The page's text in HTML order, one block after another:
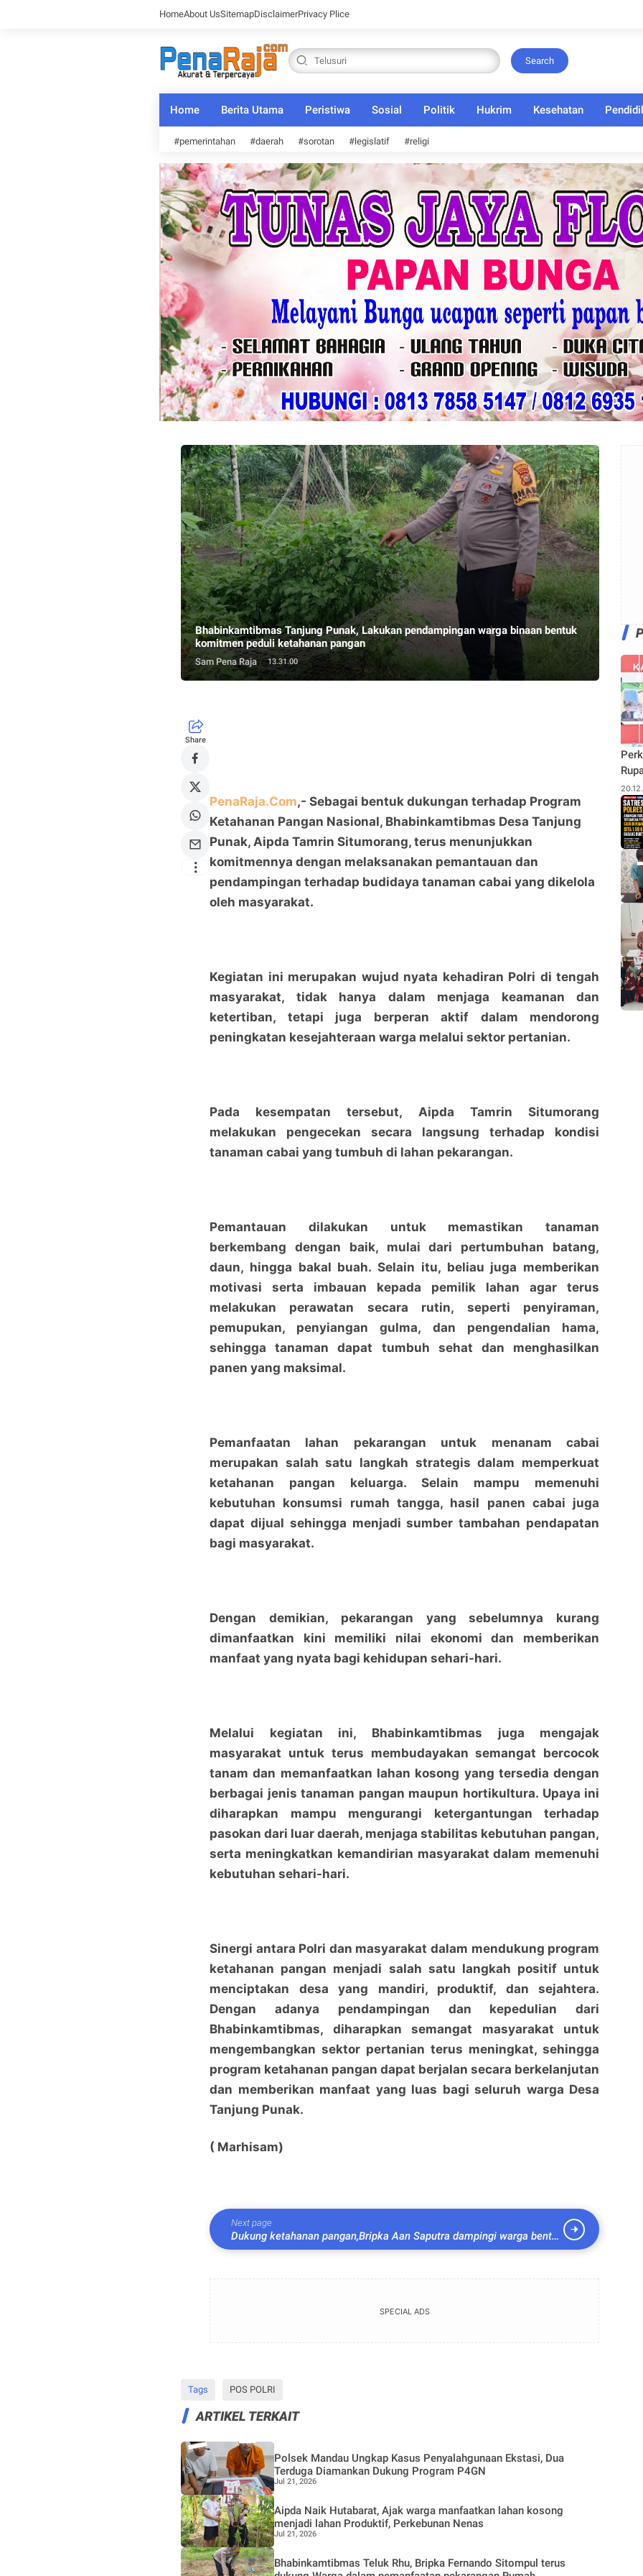
HomeAbout UsSitemapDisclaimerPrivacy Plice
Search
Home Berita Utama Peristiwa Sosial Politik Hukrim Kesehatan
#pemerintahan #daerah #sorotan #legislatif #religi
Bhabinkamtibmas Tanjung Punak, Lakukan pendampingan warga binaan bentuk
komitmen peduli ketahanan pangan
Sam Pena Raja 13.31.00
Share
Bhabinkamtibmas Tanjung Punak, Lakukan
pendampingan warga binaan bentuk komitmen
peduli ketahanan pangan
penaraja.com
PenaRaja.Com,- Sebagai bentuk dukungan terhadap Program
Ketahanan Pangan Nasional, Bhabinkamtibmas Desa Tanjung
Punak, Aipda Tamrin Situmorang, terus menunjukkan
komitmennya dengan melaksanakan pemantauan dan
pendampingan terhadap budidaya tanaman cabai yang dikelola
oleh masyarakat.
Kegiatan ini merupakan wujud nyata kehadiran Polri di tengah
masyarakat, tidak hanya dalam menjaga keamanan dan
ketertiban, tetapi juga berperan aktif dalam mendorong
peningkatan kesejahteraan warga melalui sektor pertanian.
Pada kesempatan tersebut, Aipda Tamrin Situmorang
melakukan pengecekan secara langsung terhadap kondisi
tanaman cabai yang tumbuh di lahan pekarangan.
Pemantauan dilakukan untuk memastikan tanaman
berkembang dengan baik, mulai dari pertumbuhan batang,
daun, hingga bakal buah. Selain itu, beliau juga memberikan
motivasi serta imbauan kepada pemilik lahan agar terus
melakukan perawatan secara rutin, seperti penyiraman,
pemupukan, penyiangan gulma, dan pengendalian hama,
sehingga tanaman dapat tumbuh sehat dan menghasilkan
panen yang maksimal.
Pemanfaatan lahan pekarangan untuk menanam cabai
merupakan salah satu langkah strategis dalam memperkuat
ketahanan pangan keluarga. Selain mampu memenuhi
kebutuhan konsumsi rumah tangga, hasil panen cabai juga
dapat dijual sehingga menjadi sumber tambahan pendapatan
bagi masyarakat.
Dengan demikian, pekarangan yang sebelumnya kurang
dimanfaatkan kini memiliki nilai ekonomi dan memberikan
manfaat yang nyata bagi kehidupan sehari-hari.
Melalui kegiatan ini, Bhabinkamtibmas juga mengajak
masyarakat untuk terus membudayakan semangat bercocok
tanam dan memanfaatkan lahan kosong yang tersedia dengan
berbagai jenis tanaman pangan maupun hortikultura. Upaya ini
diharapkan mampu mengurangi ketergantungan terhadap
pasokan dari luar daerah, menjaga stabilitas kebutuhan pangan,
serta meningkatkan kemandirian masyarakat dalam memenuhi
kebutuhan sehari-hari.
Sinergi antara Polri dan masyarakat dalam mendukung program
ketahanan pangan menjadi salah satu langkah positif untuk
menciptakan desa yang mandiri, produktif, dan sejahtera.
Dengan adanya pendampingan dan kepedulian dari
Bhabinkamtibmas, diharapkan semangat masyarakat untuk
mengembangkan sektor pertanian terus meningkat, sehingga
program ketahanan pangan dapat berjalan secara berkelanjutan
dan memberikan manfaat yang luas bagi seluruh warga Desa
Tanjung Punak.
( Marhisam)
Next page
Dukung ketahanan pangan,Bripka Aan Saputra dampingi warga bentuk
pekarangan kosong menjadi pekarangan bergizi
SPECIAL ADS
Tags POS POLRI
Bhabinkamtibmas Tanjung Punak, Lakukan
pendampingan warga binaan bentuk komitmen
peduli ketahanan pangan
penaraja.com
ARTIKEL TERKAIT
Polsek Mandau Ungkap Kasus Penyalahgunaan Ekstasi, Dua
Terduga Diamankan Dukung Program P4GN
Jul 21, 2026
Aipda Naik Hutabarat, Ajak warga manfaatkan lahan kosong
menjadi lahan Produktif, Perkebunan Nenas
Jul 21, 2026
Bhabinkamtibmas Teluk Rhu, Bripka Fernando Sitompul terus
Rhu